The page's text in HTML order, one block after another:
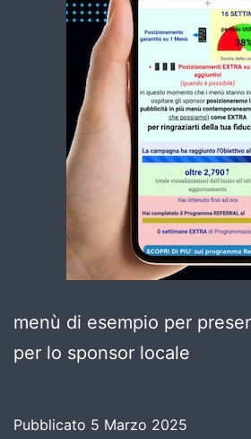
menù di esempio per
per lo sponsor locale
Pubblicato 5 Marzo 2025